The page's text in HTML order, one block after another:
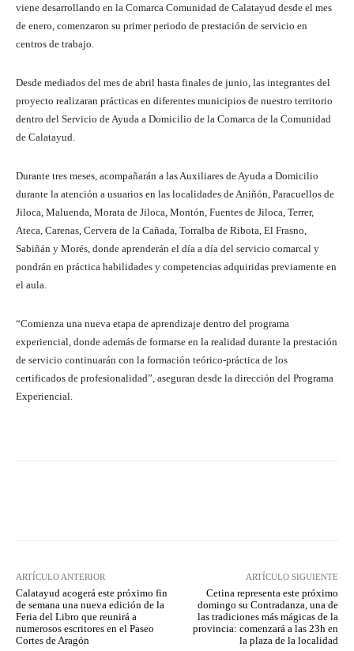
viene desarrollando en la Comarca Comunidad de Calatayud desde el mes
de enero, comenzaron su primer periodo de prestación de servicio en
centros de trabajo.
Desde mediados del mes de abril hasta finales de junio, las integrantes del
proyecto realizaran prácticas en diferentes municipios de nuestro territorio
dentro del Servicio de Ayuda a Domicilio de la Comarca de la Comunidad
de Calatayud.
Durante tres meses, acompañarán a las Auxiliares de Ayuda a Domicilio
durante la atención a usuarios en las localidades de Aniñón, Paracuellos de
Jiloca, Maluenda, Morata de Jiloca, Montón, Fuentes de Jiloca, Terrer,
Ateca, Carenas, Cervera de la Cañada, Torralba de Ribota, El Frasno,
Sabiñán y Morés, donde aprenderán el día a día del servicio comarcal y
pondrán en práctica habilidades y competencias adquiridas previamente en
el aula.
“Comienza una nueva etapa de aprendizaje dentro del programa
experiencial, donde además de formarse en la realidad durante la prestación
de servicio continuarán con la formación teórico-práctica de los
certificados de profesionalidad”, aseguran desde la dirección del Programa
Experiencial.
ARTÍCULO ANTERIOR
Calatayud acogerá este próximo fin
de semana una nueva edición de la
Feria del Libro que reunirá a
numerosos escritores en el Paseo
Cortes de Aragón
ARTÍCULO SIGUIENTE
Cetina representa este próximo
domingo su Contradanza, una de
las tradiciones más mágicas de la
provincia: comenzará a las 23h en
la plaza de la localidad